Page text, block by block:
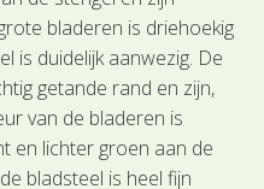
bladeren is driehoekig
is duidelijk aanwezig. De
getande rand en zijn,
van de bladeren is
en lichter groen aan de
bladsteel is heel fijn